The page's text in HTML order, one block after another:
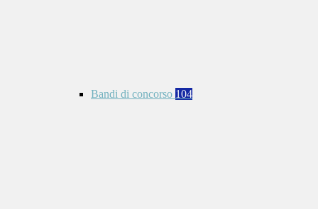
Bandi di concorso 104